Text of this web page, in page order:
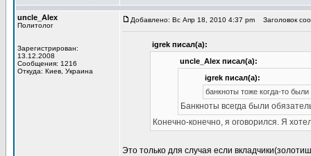
uncle_Alex
Политолог
Зарегистрирован:
13.12.2008
Сообщения: 1216
Откуда: Киев, Украина
Добавлено: Вс Апр 18, 2010 4:37 pm Заголовок
igrek писал(а):
uncle_Alex писал(а):
igrek писал(а):
банкноты тоже когда-то
Банкноты всегда были
Конечно-конечно, я оговорился. Я
Это только для случая если